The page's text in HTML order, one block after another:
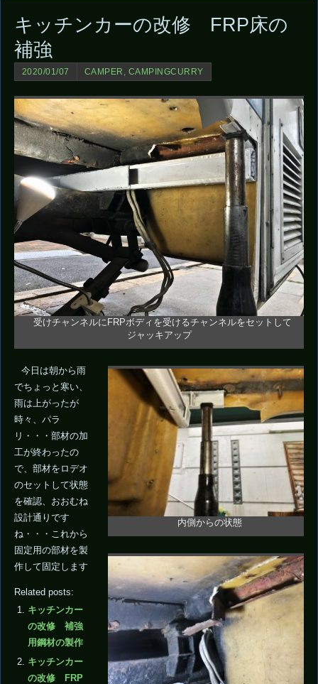
キッチンカーの改修 FRP床の
補強
2020/01/07 CAMPER , CAMPINGCURRY
受けチャンネルにFRPボディを受けるチャンネルをセットして
ジャッキアップ
内側からの状態
今日は朝から雨
でちょっと寒い、
雨は上がったが
時々、パラ
リ・・・部材の加
工が終わったの
で、部材をロデオ
のセットして状態
を確認、おおむね
設計通りです
ね・・・これから
固定用の部材を製
作して固定します
Related posts:
キッチンカー
の改修 補強
用鋼材の製作
キッチンカー
の改修 FRP